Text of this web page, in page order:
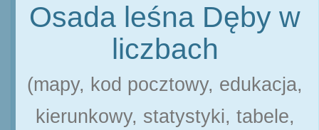
Osada leśna Dęby w
liczbach
(mapy, kod pocztowy, edukacja,
kierunkowy, statystyki, tabele,